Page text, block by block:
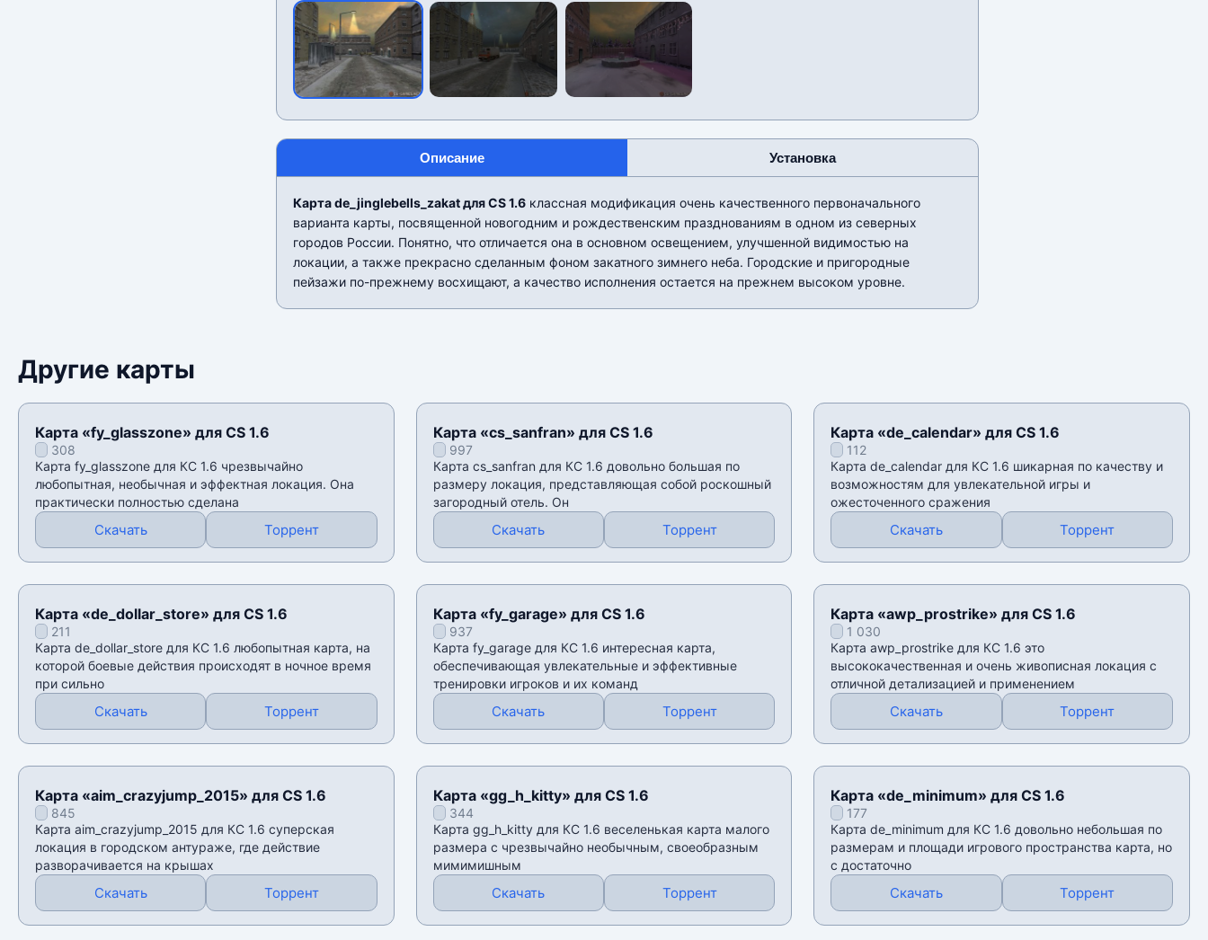
Описание Установка
Карта de_jinglebells_zakat для CS 1.6классная модификация очень качественного первоначального
варианта карты, посвященной новогодним и рождественским празднованиям в одном из северных
городов России. Понятно, что отличается она в основном освещением, улучшенной видимостью на
локации, а также прекрасно сделанным фоном закатного зимнего неба. Городские и пригородные
пейзажи по-прежнему восхищают, а качество исполнения остается на прежнем высоком уровне.
Другие карты
Карта «fy_glasszone» для CS 1.6
308
Карта fy_glasszone для КС 1.6 чрезвычайно
любопытная, необычная и эффектная локация. Она
практически полностью сделана
Скачать Торрент
Карта «cs_sanfran» для CS 1.6
997
Карта cs_sanfran для КС 1.6 довольно большая по
размеру локация, представляющая собой роскошный
загородный отель. Он
Скачать Торрент
Карта «de_calendar» для CS 1.6
112
Карта de_calendar для КС 1.6 шикарная по качеству и
возможностям для увлекательной игры и
ожесточенного сражения
Скачать Торрент
Карта «de_dollar_store» для CS 1.6
211
Карта de_dollar_store для КС 1.6 любопытная карта, на
которой боевые действия происходят в ночное время
при сильно
Скачать Торрент
Карта «fy_garage» для CS 1.6
937
Карта fy_garage для КС 1.6 интересная карта,
обеспечивающая увлекательные и эффективные
тренировки игроков и их команд
Скачать Торрент
Карта «awp_prostrike» для CS 1.6
1 030
Карта awp_prostrike для КС 1.6 это
высококачественная и очень живописная локация с
отличной детализацией и применением
Скачать Торрент
Карта «aim_crazyjump_2015» для CS 1.6
845
Карта aim_crazyjump_2015 для КС 1.6 суперская
локация в городском антураже, где действие
разворачивается на крышах
Скачать Торрент
Карта «gg_h_kitty» для CS 1.6
344
Карта gg_h_kitty для КС 1.6 веселенькая карта малого
размера с чрезвычайно необычным, своеобразным
мимимишным
Скачать Торрент
Карта «de_minimum» для CS 1.6
177
Карта de_minimum для КС 1.6 довольно небольшая по
размерам и площади игрового пространства карта, но
с достаточно
Скачать Торрент